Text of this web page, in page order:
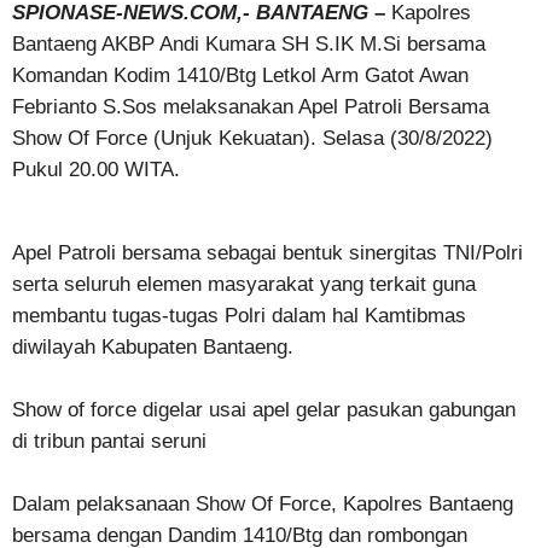
SPIONASE-NEWS.COM,- BANTAENG – Kapolres
Bantaeng AKBP Andi Kumara SH S.IK M.Si bersama
Komandan Kodim 1410/Btg Letkol Arm Gatot Awan
Febrianto S.Sos melaksanakan Apel Patroli Bersama
Show Of Force (Unjuk Kekuatan). Selasa (30/8/2022)
Pukul 20.00 WITA.
Apel Patroli bersama sebagai bentuk sinergitas TNI/Polri
serta seluruh elemen masyarakat yang terkait guna
membantu tugas-tugas Polri dalam hal Kamtibmas
diwilayah Kabupaten Bantaeng.
Show of force digelar usai apel gelar pasukan gabungan
di tribun pantai seruni
Dalam pelaksanaan Show Of Force, Kapolres Bantaeng
bersama dengan Dandim 1410/Btg dan rombongan